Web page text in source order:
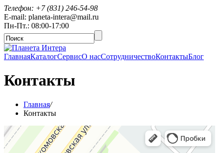
Телефон: +7 (831) 246-54-98
E-mail: planeta-intera@mail.ru
Пн-Пт.: 08:00-17:00
ГлавнаяКаталогСервисО насСотрудничествоКонтактыБлог
Контакты
Главная/
Контакты